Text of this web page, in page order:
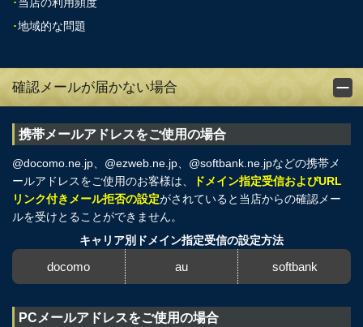
･当店の利用頻度
･地域的な問題
確認メールが届かない場合
携帯メールアドレスをご使用の場合
@docomo.ne.jp、@ezweb.ne.jp、@softbank.ne.jpなどの携帯メ
ールアドレスをご使用のお客様は、
ドメイン指定受信およびURL
リンク付きメール拒否の設定がされていると当店からの確認メー
ルを受けとることができません。
キャリア別ドメイン指定受信の設定方法
docomo au softbank
PCメールアドレスをご使用の場合